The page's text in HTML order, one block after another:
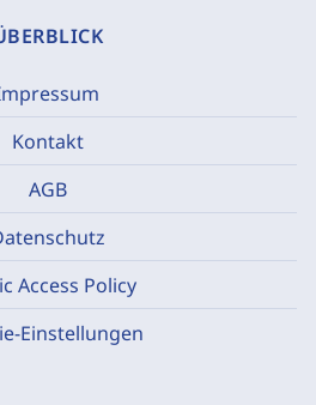
Kontakt
AGB
Access Policy
Einstellungen